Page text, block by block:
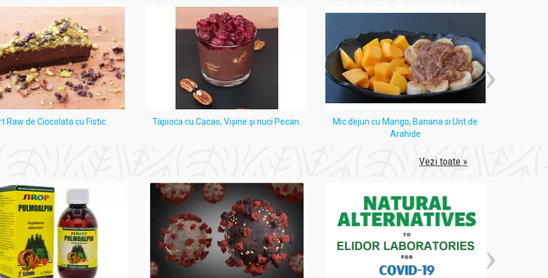
Raw de Ciocolata cu Fistic Tapioca cu Cacao, Vişine şi nuci Pecan.
Mic dejun cu Mango, Banana si Unt de
Arahide
Vezi toate »